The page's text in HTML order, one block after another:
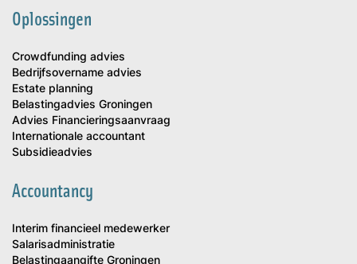
Oplossingen
Crowdfunding advies
Bedrijfsovername advies
Estate planning
Belastingadvies Groningen
Advies Financieringsaanvraag
Internationale accountant
Subsidieadvies
Accountancy
Interim financieel medewerker
Salarisadministratie
Belastingaangifte Groningen